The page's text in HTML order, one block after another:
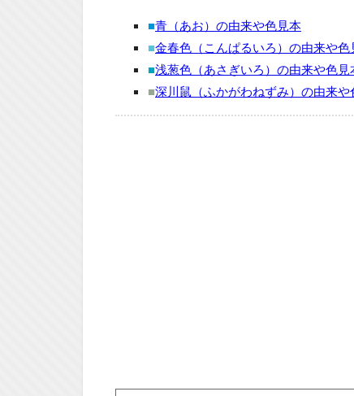
■青（あお）の由来や色見本
■金春色（こんぱるいろ）の由来や色
■浅葱色（あさぎいろ）の由来や色見
■深川鼠（ふかがわねずみ）の由来や